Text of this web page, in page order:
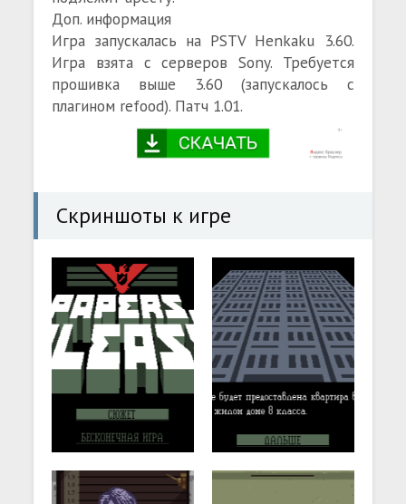
Доп. информация
Игра запускалась на PSTV Henkaku 3.60.
Игра взята с серверов Sony. Требуется
прошивка выше 3.60 (запускалось с
плагином refood). Патч 1.01.
Скриншоты к игре